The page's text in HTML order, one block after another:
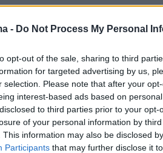
- Do Not Process My Personal
opt-out of the sale, sharing to third
for targeted advertising by us,
selection. Please note that after your
interest-based ads based on
to third parties prior to your
of your personal information by
This information may also be disclosed
Participants that may further disclose it